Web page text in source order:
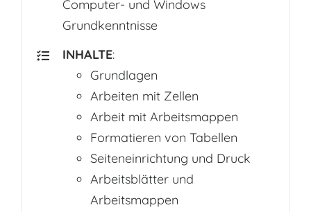
Computer- und Windows
Grundkenntnisse
INHALTE:
Grundlagen
Arbeiten mit Zellen
Arbeit mit Arbeitsmappen
Formatieren von Tabellen
Seiteneinrichtung und Druck
Arbeitsblätter und
Arbeitsmappen